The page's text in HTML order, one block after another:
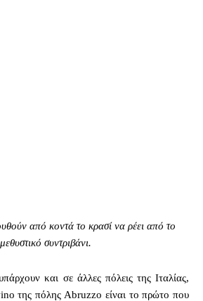
από κοντά το κρασί να ρέει από το
μεθυστικό συντριβάνι.
και σε άλλες πόλεις της Ιταλίας,
της πόλης Abruzzo είναι το πρώτο που